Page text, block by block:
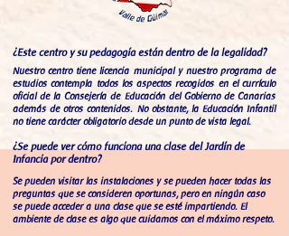
¿Este centro y su pedagogía están dentro de la legalidad?
Nuestro centro tiene licencia municipal y nuestro programa de
estudios contempla todos los aspectos recogidos en el currículo
oficial de la Consejería de Educación del Gobierno de Canarias
además de otros contenidos. No obstante, la Educación Infantil
no tiene carácter obligatorio desde un punto de vista legal.
¿Se puede ver cómo funciona una clase del Jardín de
Infancia por dentro?
Se pueden visitar las instalaciones y se pueden hacer todas las
preguntas que se consideren oportunas, pero en ningún caso
se puede acceder a una clase que se esté impartiendo. El
ambiente de clase es algo que cuidamos con el máximo respeto.